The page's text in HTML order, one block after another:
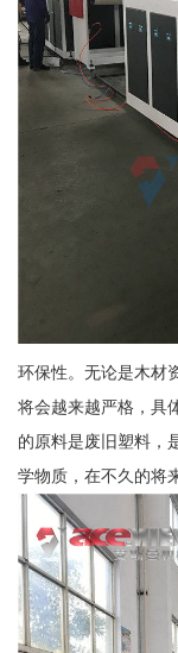
环保性。无论是木材
将会越来越严格，具
的原料是废旧塑料，
学物质，在不久的将